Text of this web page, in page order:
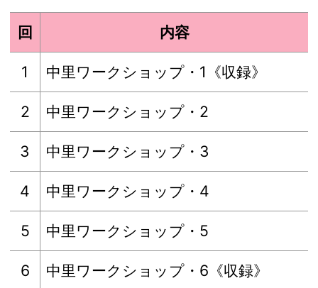
回 内容
1 中里ワークショップ・1《収録》
2 中里ワークショップ・2
3 中里ワークショップ・3
4 中里ワークショップ・4
5 中里ワークショップ・5
6 中里ワークショップ・6《収録》